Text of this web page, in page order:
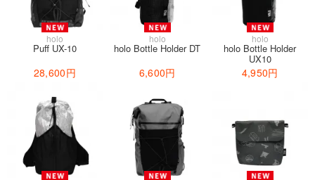
holo
Puff UX-10
28,600円
holo
holo Bottle Holder DT
6,600円
holo
holo Bottle Holder
UX10
4,950円